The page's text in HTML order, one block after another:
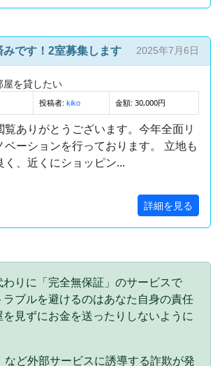
みです！2室募集します 2025年7月6日
屋を貸したい
投稿者: kiko 金額: 30,000円
覧ありがとうございます。今年全面リ
ベーションを行っております。 立地も
く、近くにショッピン...
詳細を見る
わりに「完全無保証」のサービスで
ブルを避けるのはあなた自身の責任
見ずにお金を送ったりしないように
など外部サービスに誘導する詐欺が発